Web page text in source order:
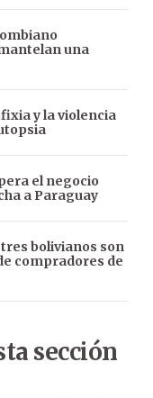
una
y la violencia
el negocio
a Paraguay
bolivianos son
compradores de
sección